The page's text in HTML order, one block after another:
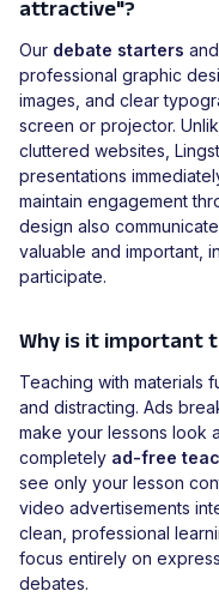
attractive"?
Our debate starters and
professional graphic
images, and clear
screen or projector.
cluttered websites,
presentations
maintain engagement
design also
valuable and important,
participate.
Why is it important
Teaching with materials
and distracting. Ads
make your lessons look
completely ad-free
see only your lesson
video advertisements
clean, professional
focus entirely on
debates.